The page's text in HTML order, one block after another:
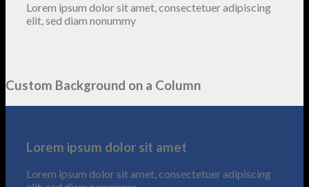
Lorem ipsum dolor sit amet, consectetuer adipiscing
elit, sed diam nonummy
Custom Background on a Column
Lorem ipsum dolor sit amet
Lorem ipsum dolor sit amet, consectetuer adipiscing